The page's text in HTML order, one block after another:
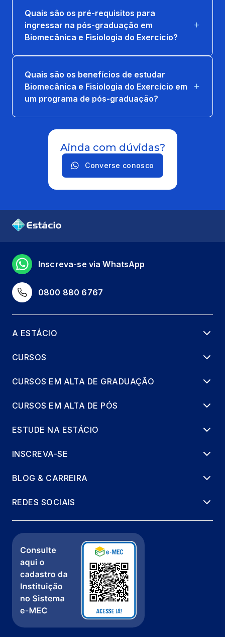
Quais são os pré-requisitos para
ingressar na pós-graduação em
Biomecânica e Fisiologia do Exercício?
Quais são os benefícios de estudar
Biomecânica e Fisiologia do Exercício em
um programa de pós-graduação?
Ainda com dúvidas?
Converse conosco
0800 880 6767
Inscreva-se via WhatsApp
A ESTÁCIO
CURSOS
CURSOS EM ALTA DE GRADUAÇÃO
CURSOS EM ALTA DE PÓS
ESTUDE NA ESTÁCIO
INSCREVA-SE
BLOG & CARREIRA
REDES SOCIAIS